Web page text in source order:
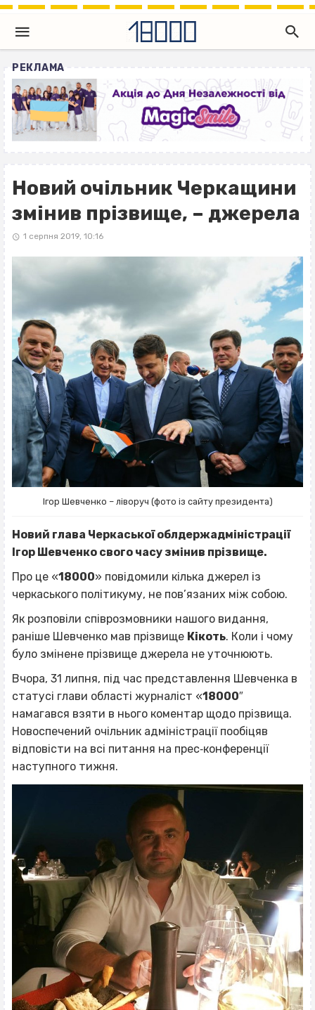
РЕКЛАМА
Новий очільник Черкащини
змінив прізвище, – джерела
1 серпня 2019, 10:16
Ігор Шевченко – ліворуч (фото із сайту президента)
Новий глава Черкаської облдержадміністрації
Ігор Шевченко свого часу змінив прізвище.
Про це «18000» повідомили кілька джерел із
черкаського політикуму, не пов’язаних між собою.
Як розповіли співрозмовники нашого видання,
раніше Шевченко мав прізвище Кікоть. Коли і чому
було змінене прізвище джерела не уточнюють.
Вчора, 31 липня, під час представлення Шевченка в
статусі глави області журналіст «18000″
намагався взяти в нього коментар щодо прізвища.
Новоспечений очільник адміністрації пообіцяв
відповісти на всі питання на прес‐конференції
наступного тижня.